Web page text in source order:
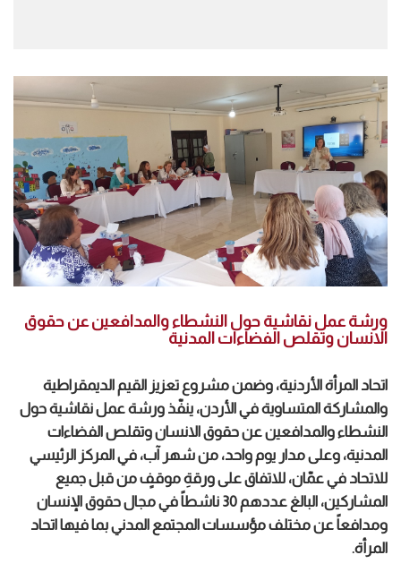
ورشة عمل نقاشية حول النشطاء والمدافعين عن حقوق
الانسان وتقلص الفضاءات المدنية
اتحاد المرأة الأردنية، وضمن مشروع تعزيز القيم الديمقراطية
والمشاركة المتساوية في الأردن، ينفّذ ورشة عمل نقاشية حول
النشطاء والمدافعين عن حقوق الانسان وتقلص الفضاءات
المدنية، وعلى مدار يوم واحد، من شهر آب، في المركز الرئيسي
للاتحاد في عمّان، للاتفاق على ورقةِ موقفٍ من قبل جميع
المشاركين، البالغ عددهم 30 ناشطاً في مجال حقوق الإنسان
ومدافعاً عن مختلف مؤسسات المجتمع المدني بما فيها اتحاد
المرأة.